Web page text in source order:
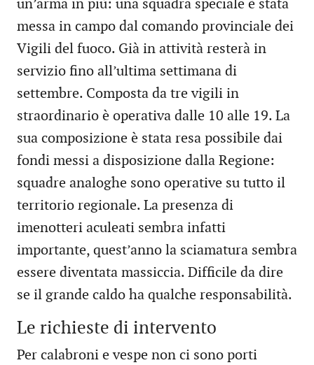
un’arma in più: una squadra speciale è stata
messa in campo dal comando provinciale dei
Vigili del fuoco. Già in attività resterà in
servizio fino all’ultima settimana di
settembre. Composta da tre vigili in
straordinario è operativa dalle 10 alle 19. La
sua composizione è stata resa possibile dai
fondi messi a disposizione dalla Regione:
squadre analoghe sono operative su tutto il
territorio regionale. La presenza di
imenotteri aculeati sembra infatti
importante, quest’anno la sciamatura sembra
essere diventata massiccia. Difficile da dire
se il grande caldo ha qualche responsabilità.
Le richieste di intervento
Per calabroni e vespe non ci sono porti